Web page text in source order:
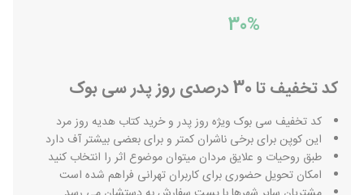
30%
کد تخفیف تا 30 درصدی روز پدر سی بوک
کد تخفیف سی بوک ویژه روز پدر و خرید کتاب هدیه روز مرد
این کوپن برای برخی ناشران کمتر و برای بعضی بیشتر آف دارد
طبق روحیات و علایق مردان میتوان موضوع اثر را انتخاب کنید
امکان تحویل حضوری برای کاربران تهرانی فراهم شده است